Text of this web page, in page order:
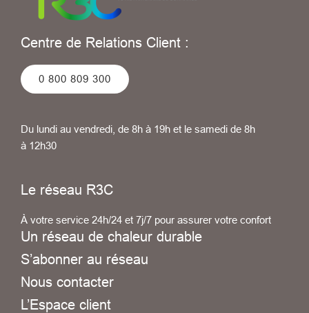
Centre de Relations Client :
0 800 809 300
Du lundi au vendredi, de 8h à 19h et le samedi de 8h
à 12h30
Le réseau R3C
À votre service 24h/24 et 7j/7 pour assurer votre confort
Un réseau de chaleur durable
S’abonner au réseau
Nous contacter
L’Espace client